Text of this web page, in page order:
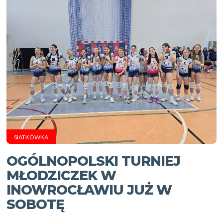
SIATKÓWKA
OGÓLNOPOLSKI TURNIEJ
MŁODZICZEK W
INOWROCŁAWIU JUŻ W
SOBOTĘ